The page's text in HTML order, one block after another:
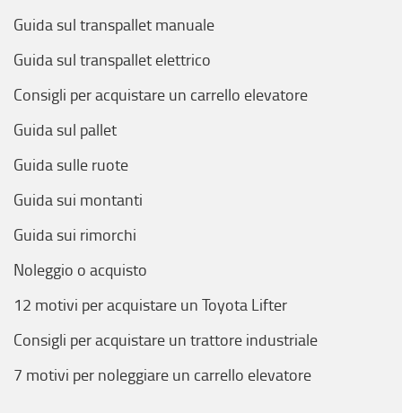
Guida sul transpallet manuale
Guida sul transpallet elettrico
Consigli per acquistare un carrello elevatore
Guida sul pallet
Guida sulle ruote
Guida sui montanti
Guida sui rimorchi
Noleggio o acquisto
12 motivi per acquistare un Toyota Lifter
Consigli per acquistare un trattore industriale
7 motivi per noleggiare un carrello elevatore